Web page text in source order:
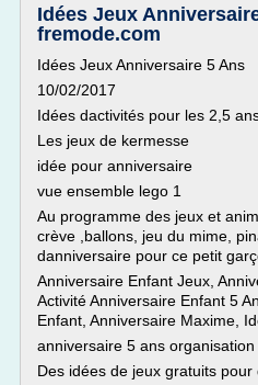
Idées Jeux
fremode.com
Idées Jeux Anniversaire 5 Ans
10/02/2017
Idées dactivités pour les 2,5
Les jeux de kermesse
idée pour anniversaire
vue ensemble lego 1
Au programme des jeux et
crève ,ballons, jeu du mime,
danniversaire pour ce petit
Anniversaire Enfant Jeux,
Activité Anniversaire Enfant 5
Enfant, Anniversaire Maxime,
anniversaire 5 ans
Des idées de jeux gratuits